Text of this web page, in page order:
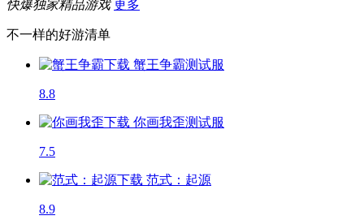
快爆独家精品游戏 更多
不一样的好游清单
蟹王争霸测试服
8.8
你画我歪测试服
7.5
范式：起源
8.9